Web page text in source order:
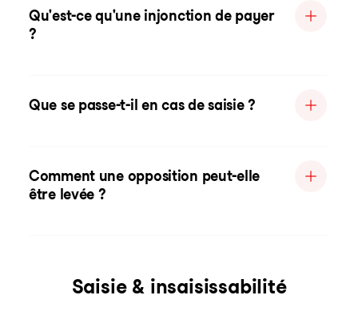
Qu'est-ce qu'une injonction de payer
?
Que se passe-t-il en cas de saisie ?
Comment une opposition peut-elle
être levée ?
Saisie & insaisissabilité